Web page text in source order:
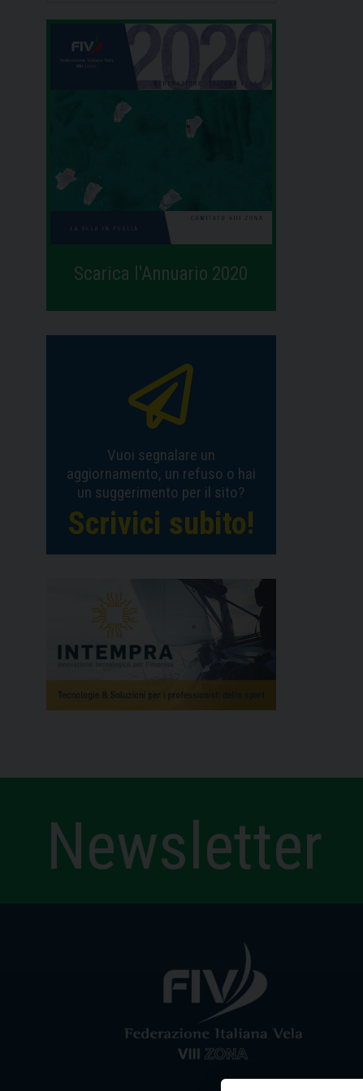
Scarica l'Annuario 2020
Vuoi segnalare un
aggiornamento, un refuso o hai
un suggerimento per il sito?
Scrivici subito!
Newsletter